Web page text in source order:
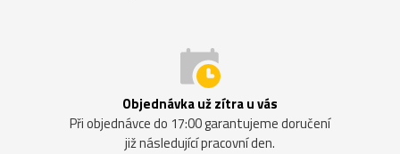
Objednávka už zítra u vás
Při objednávce do 17:00 garantujeme doručení
již následující pracovní den.